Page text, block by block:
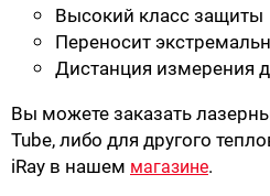
Высокий класс защиты
Переносит
Дистанция измерения
Вы можете заказать
Tube, либо для другого
iRay в нашем магазине.